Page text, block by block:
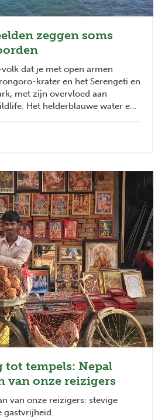
zeggen soms
dat je met open armen
krater en het Serengeti en
met zijn overvloed aan
Het helderblauwe water en
The Great Migration van
tot tempels: Nepal
van onze reizigers
van onze reizigers: stevige
gastvrijheid.